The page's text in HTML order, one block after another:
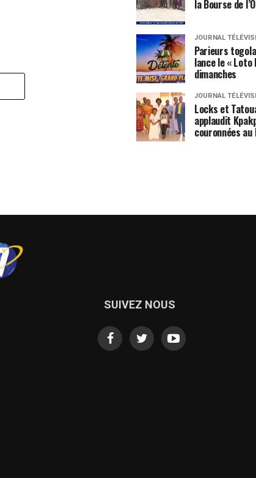
la Bourse de
JOURNAL
Parieurs
lance le «
dimanches
JOURNAL
Locks et
applaudit
couronnées au
SUIVEZ NOUS